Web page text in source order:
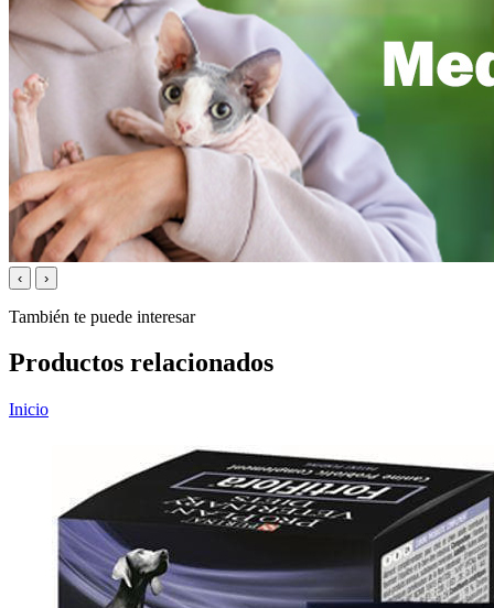
‹ ›
También te puede interesar
Productos relacionados
Inicio